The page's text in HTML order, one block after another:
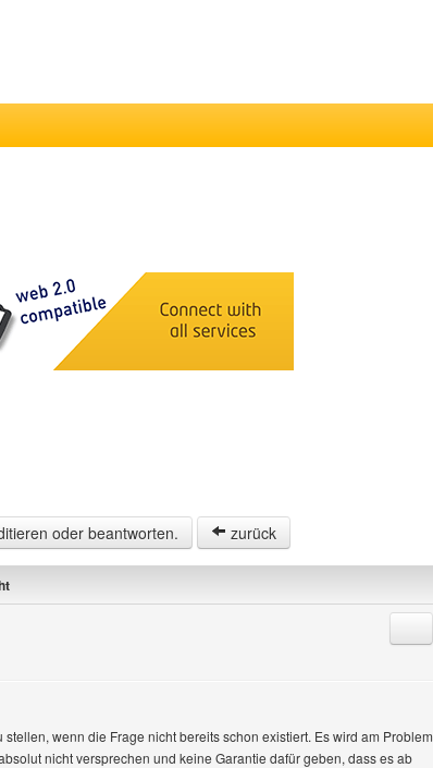
oder beantworten. zurück
wenn die Frage nicht bereits schon existiert. Es wird am Problem
nicht versprechen und keine Garantie dafür geben, dass es ab